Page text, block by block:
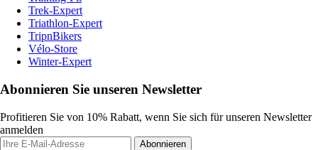
Trek-Expert
Triathlon-Expert
TripnBikers
Vélo-Store
Winter-Expert
Abonnieren Sie unseren Newsletter
Profitieren Sie von 10% Rabatt, wenn Sie sich für unseren Newsletter
anmelden
Abonnieren